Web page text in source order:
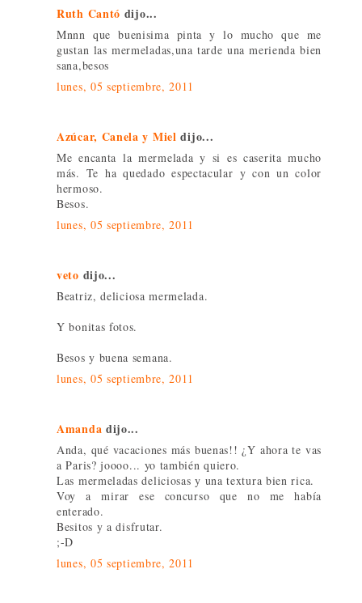
Ruth Cantó dijo...
Mnnn que buenisima pinta y lo mucho que me
gustan las mermeladas,una tarde una merienda bien
sana,besos
lunes, 05 septiembre, 2011
Azúcar, Canela y Miel dijo...
Me encanta la mermelada y si es caserita mucho
más. Te ha quedado espectacular y con un color
hermoso.
Besos.
lunes, 05 septiembre, 2011
veto dijo...
Beatriz, deliciosa mermelada.
Y bonitas fotos.
Besos y buena semana.
lunes, 05 septiembre, 2011
Amanda dijo...
Anda, qué vacaciones más buenas!! ¿Y ahora te vas
a Paris? joooo... yo también quiero.
Las mermeladas deliciosas y una textura bien rica.
Voy a mirar ese concurso que no me había
enterado.
Besitos y a disfrutar.
;-D
lunes, 05 septiembre, 2011